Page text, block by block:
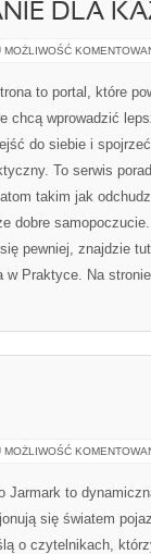
DLA
MOŻLIWOŚĆ
to portal, które
chcą wprowadzić
do siebie i
To serwis
takim jak
dobre
pewniej, znajdzie
Praktyce. Na
MOŻLIWOŚĆ
Jarmark to
się światem
o czytelnikach,